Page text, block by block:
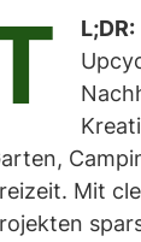
L;DR:
Mit